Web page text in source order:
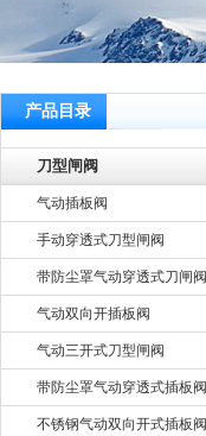
产品目录
刀型闸阀
气动插板阀
手动穿透式刀型闸阀
带防尘罩气动穿透式刀闸阀
气动双向开插板阀
气动三开式刀型闸阀
带防尘罩气动穿透式插板阀
不锈钢气动双向开式插板阀